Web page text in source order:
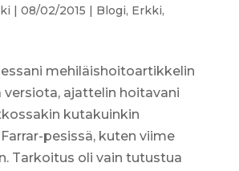
| 08/02/2015 | Blogi, Erkki,
mehiläishoitoartikkelin
ajattelin hoitavani
kutakuinkin
pesissä, kuten viime
Tarkoitus oli vain tutustua